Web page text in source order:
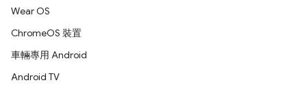
Wear OS
ChromeOS 裝置
車輛專用 Android
Android TV